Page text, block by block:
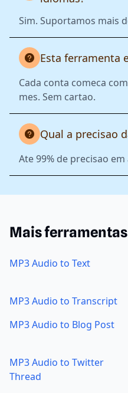
Sim. Suportamos mais
Esta ferramenta
Cada conta comeca
mes. Sem cartao.
Qual a precisao
Ate 99% de precisao
Mais
MP3 Audio to Text
MP3 Audio to Transcript
MP3 Audio to Blog Post
MP3 Audio to Twitter
Thread